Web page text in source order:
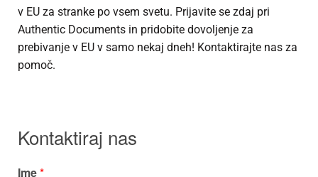
v EU za stranke po vsem svetu. Prijavite se zdaj pri
Authentic Documents in pridobite dovoljenje za
prebivanje v EU v samo nekaj dneh! Kontaktirajte nas za
pomoč.
Kontaktiraj nas
Ime*